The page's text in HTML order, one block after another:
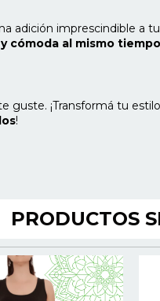
adición imprescindible a tu
cómoda al mismo
guste. ¡Transformá tu
!
PRODUCTOS